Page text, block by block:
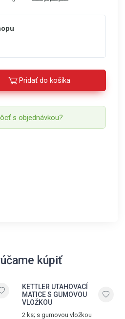
Pridať do košíka
s objednávkou?
kúpiť
KETTLER UTAHOVACÍ
MATICE S GUMOVOU
VLOŽKOU
2 ks; s gumovou vložkou